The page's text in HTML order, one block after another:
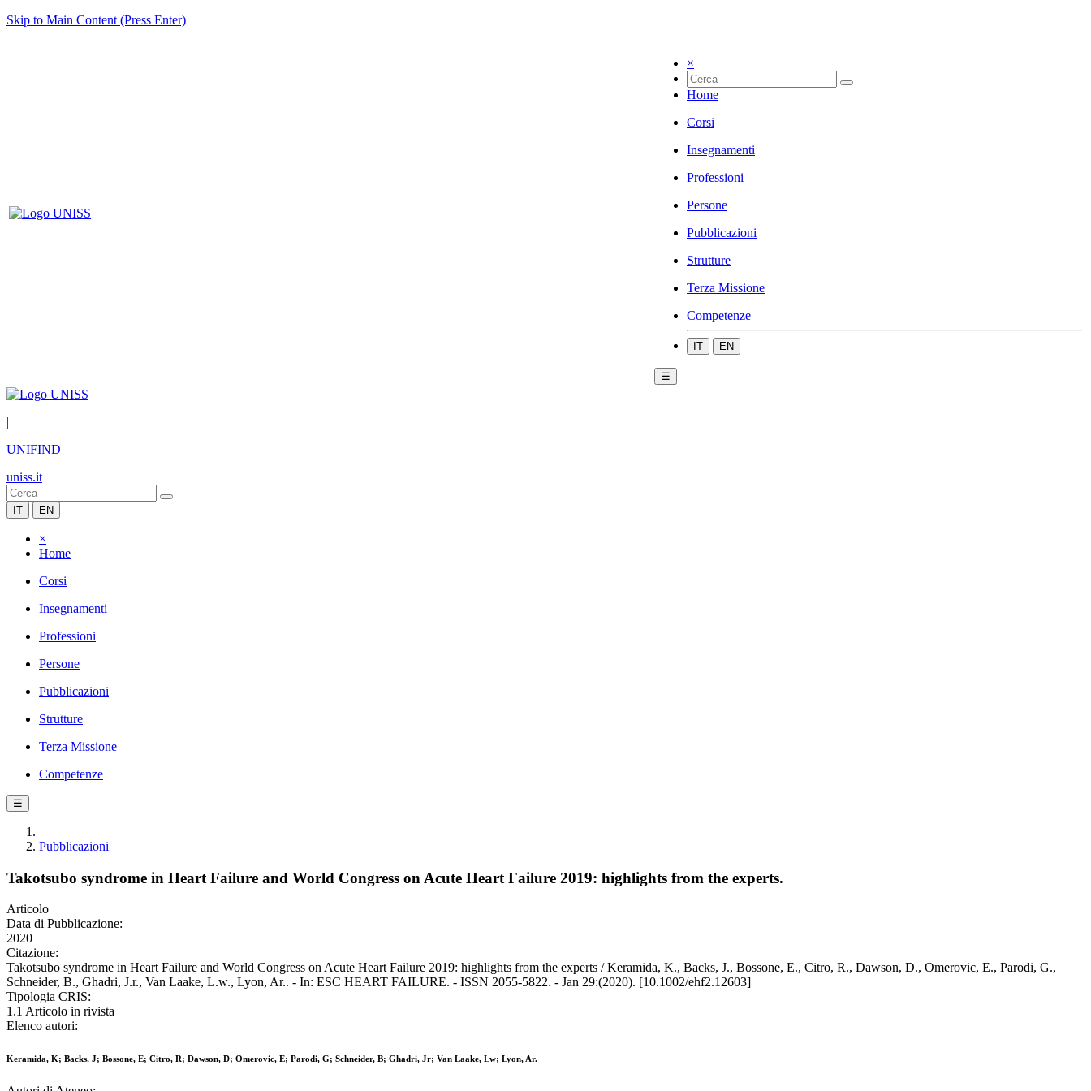
Skip to Main Content (Press Enter)
×
Home
Corsi
Insegnamenti
Professioni
Persone
Pubblicazioni
Strutture
Terza Missione
Competenze
IT EN
☰
|
UNIFIND
uniss.it
IT EN
×
Home
Corsi
Insegnamenti
Professioni
Persone
Pubblicazioni
Strutture
Terza Missione
Competenze
☰
Pubblicazioni
Takotsubo syndrome in Heart Failure and World Congress on Acute Heart Failure 2019: highlights from the experts.
Articolo
Data di Pubblicazione:
2020
Citazione:
Takotsubo syndrome in Heart Failure and World Congress on Acute Heart Failure 2019: highlights from the experts / Keramida, K., Backs, J., Bossone, E., Citro, R., Dawson, D., Omerovic, E., Parodi, G.,
Schneider, B., Ghadri, J.r., Van Laake, L.w., Lyon, Ar.. - In: ESC HEART FAILURE. - ISSN 2055-5822. - Jan 29:(2020). [10.1002/ehf2.12603]
Tipologia CRIS:
1.1 Articolo in rivista
Elenco autori:
Keramida, K; Backs, J; Bossone, E; Citro, R; Dawson, D; Omerovic, E; Parodi, G; Schneider, B; Ghadri, Jr; Van Laake, Lw; Lyon, Ar.